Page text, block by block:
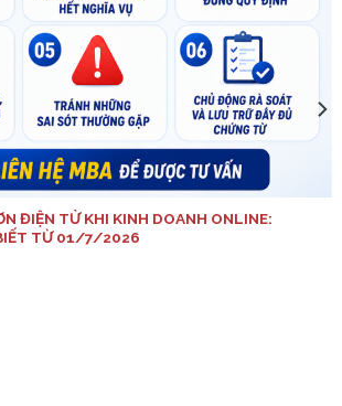
ĐIỆN TỬ KHI KINH DOANH ONLINE:
TỪ 01/7/2026